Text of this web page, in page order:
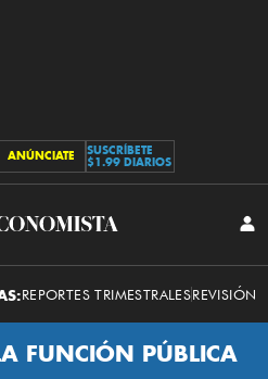
ANÚNCIATE
SUSCRÍBETE
$1.99 DIARIOS
El
Economista
REPORTES TRIMESTRALESREVISIÓN
FUNCIÓN PÚBLICA